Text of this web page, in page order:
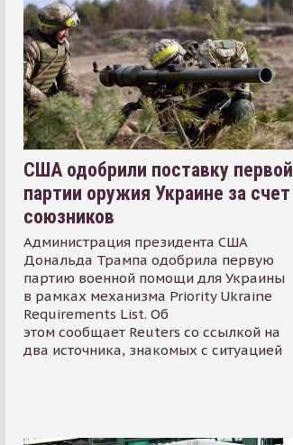
США одобрили поставку первой
партии оружия Украине за счет
союзников
Администрация президента США
Дональда Трампа одобрила первую
партию военной помощи для Украины
в рамках механизма Priority Ukraine
Requirements List. Об
этом сообщает Reuters со ссылкой на
два источника, знакомых с ситуацией